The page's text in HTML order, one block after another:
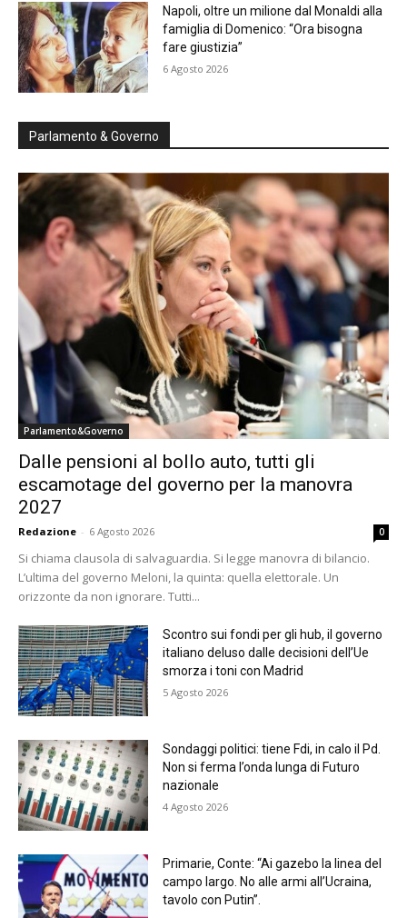
Napoli, oltre un milione dal Monaldi alla
famiglia di Domenico: “Ora bisogna
fare giustizia”
6 Agosto 2026
Parlamento & Governo
Parlamento&Governo
Dalle pensioni al bollo auto, tutti gli
escamotage del governo per la manovra
2027
Redazione - 6 Agosto 2026 0
Si chiama clausola di salvaguardia. Si legge manovra di bilancio.
L’ultima del governo Meloni, la quinta: quella elettorale. Un
orizzonte da non ignorare. Tutti...
Scontro sui fondi per gli hub, il governo
italiano deluso dalle decisioni dell’Ue
smorza i toni con Madrid
5 Agosto 2026
Sondaggi politici: tiene Fdi, in calo il Pd.
Non si ferma l’onda lunga di Futuro
nazionale
4 Agosto 2026
Primarie, Conte: “Ai gazebo la linea del
campo largo. No alle armi all’Ucraina,
tavolo con Putin”.